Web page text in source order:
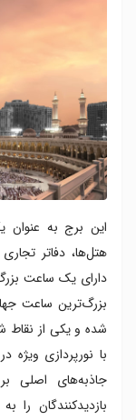
این برج به عنوان
هتل‌ها، دفاتر
دارای یک ساعت
بزرگ‌ترین ساعت
شده و یکی از
با نورپردازی
جاذبه‌های اصلی
بازدیدکنندگان را